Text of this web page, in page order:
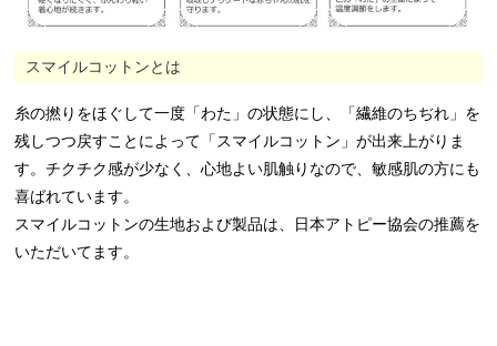
スマイルコットンとは
糸の撚りをほぐして一度「わた」の状態にし、「繊維のちぢれ」を
残しつつ戻すことによって「スマイルコットン」が出来上がりま
す。チクチク感が少なく、心地よい肌触りなので、敏感肌の方にも
喜ばれています。
スマイルコットンの生地および製品は、日本アトピー協会の推薦を
いただいてます。